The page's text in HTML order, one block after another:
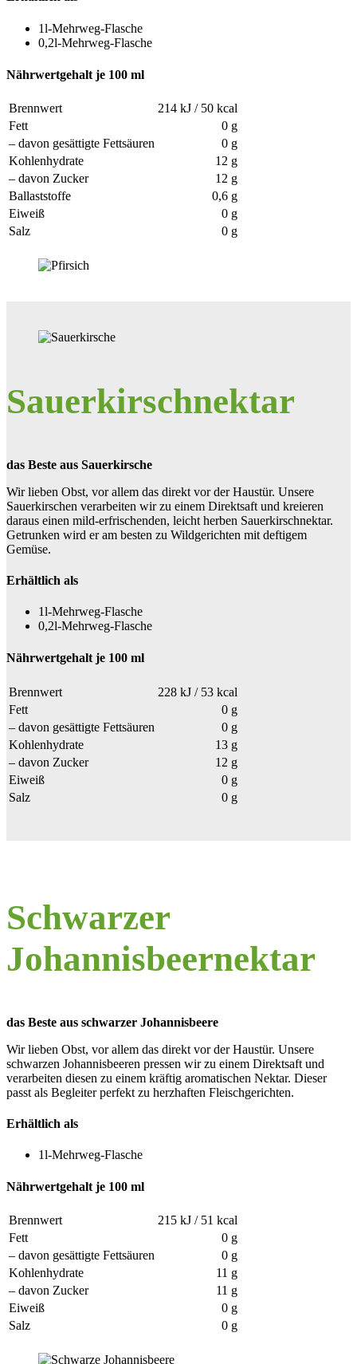
1l-Mehrweg-Flasche
0,2l-Mehrweg-Flasche
Nährwertgehalt je 100 ml
Brennwert
214 kJ / 50 kcal
Fett
0 g
– davon gesättigte Fettsäuren
0 g
Kohlenhydrate
12 g
– davon Zucker
12 g
Ballaststoffe
0,6 g
Eiweiß
0 g
Salz
0 g
Sauerkirschnektar
das Beste aus Sauerkirsche
Wir lieben Obst, vor allem das direkt vor der Haustür. Unsere
Sauerkirschen verarbeiten wir zu einem Direktsaft und kreieren
daraus einen mild-erfrischenden, leicht herben Sauerkirschnektar.
Getrunken wird er am besten zu Wildgerichten mit deftigem
Gemüse.
Erhältlich als
1l-Mehrweg-Flasche
0,2l-Mehrweg-Flasche
Nährwertgehalt je 100 ml
Brennwert
228 kJ / 53 kcal
Fett
0 g
– davon gesättigte Fettsäuren
0 g
Kohlenhydrate
13 g
– davon Zucker
12 g
Eiweiß
0 g
Salz
0 g
Schwarzer
Johannisbeernektar
das Beste aus schwarzer Johannisbeere
Wir lieben Obst, vor allem das direkt vor der Haustür. Unsere
schwarzen Johannisbeeren pressen wir zu einem Direktsaft und
verarbeiten diesen zu einem kräftig aromatischen Nektar. Dieser
passt als Begleiter perfekt zu herzhaften Fleischgerichten.
Erhältlich als
1l-Mehrweg-Flasche
Nährwertgehalt je 100 ml
Brennwert
215 kJ / 51 kcal
Fett
0 g
– davon gesättigte Fettsäuren
0 g
Kohlenhydrate
11 g
– davon Zucker
11 g
Eiweiß
0 g
Salz
0 g